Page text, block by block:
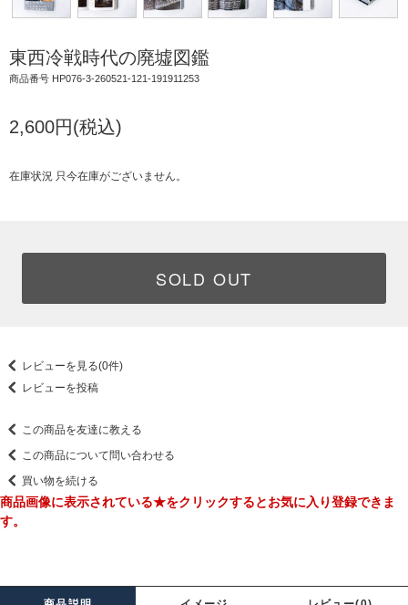
東西冷戦時代の廃墟図鑑
商品番号 HP076-3-260521-121-191911253
2,600円(税込)
在庫状況 只今在庫がございません。
SOLD OUT
レビューを見る(0件)
レビューを投稿
この商品を友達に教える
この商品について問い合わせる
買い物を続ける
商品画像に表示されている★をクリックするとお気に入り登録できま
す。